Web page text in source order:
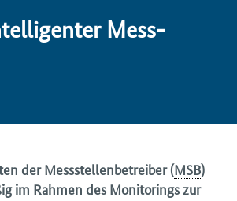
Mess­
der Messstellenbetreiber (MSB)
im Rahmen des Monitorings zur